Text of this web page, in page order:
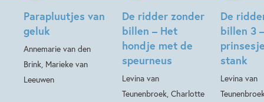
Parapluutjes van
geluk
Annemarie van den
Brink, Marieke van
Leeuwen
De ridder zonder
billen – Het
hondje met de
speurneus
Levina van
Teunenbroek, Charlotte
De
billen 3
stank
Levina van